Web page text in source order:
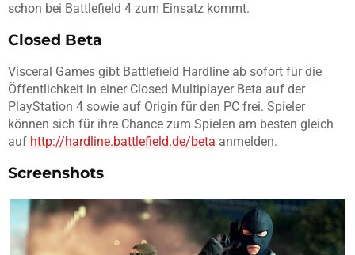
schon bei Battlefield 4 zum Einsatz kommt.
Closed Beta
Visceral Games gibt Battlefield Hardline ab sofort für die
Öffentlichkeit in einer Closed Multiplayer Beta auf der
PlayStation 4 sowie auf Origin für den PC frei. Spieler
können sich für ihre Chance zum Spielen am besten gleich
auf http://hardline.battlefield.de/beta anmelden.
Screenshots